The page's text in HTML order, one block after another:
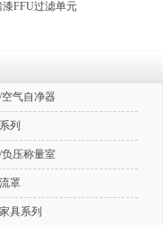
漆FFU过滤单元
空气自净器
列
压称量室
罩
具系列